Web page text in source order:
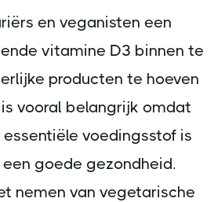
en veganisten een
vitamine D3 binnen te
producten te hoeven
vooral belangrijk omdat
voedingsstof is
goede gezondheid.
nemen van vegetarische